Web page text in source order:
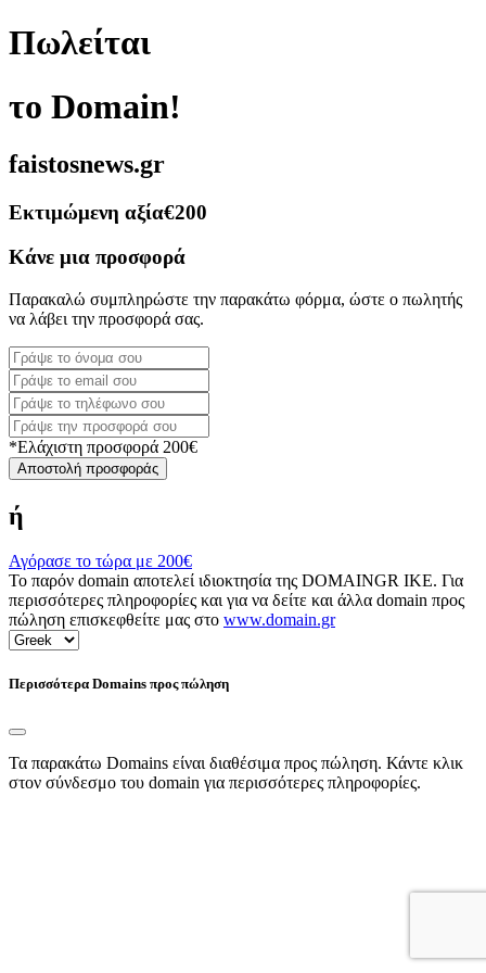
Πωλείται
το Domain!
faistosnews.gr
Εκτιμώμενη αξία€200
Κάνε μια προσφορά
Παρακαλώ συμπληρώστε την παρακάτω φόρμα, ώστε ο πωλητής
να λάβει την προσφορά σας.
*Ελάχιστη προσφορά 200€
Αποστολή προσφοράς
ή
Αγόρασε το τώρα με 200€
Το παρόν domain αποτελεί ιδιοκτησία της DOMAINGR ΙΚΕ. Για
περισσότερες πληροφορίες και για να δείτε και άλλα domain προς
πώληση επισκεφθείτε μας στο www.domain.gr
Περισσότερα Domains προς πώληση
Τα παρακάτω Domains είναι διαθέσιμα προς πώληση. Κάντε κλικ
στον σύνδεσμο του domain για περισσότερες πληροφορίες.